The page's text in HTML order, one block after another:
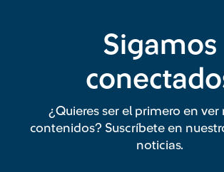
Sigamos
¿Quieres ser el primero en ver
contenidos? Suscríbete en
noticias.